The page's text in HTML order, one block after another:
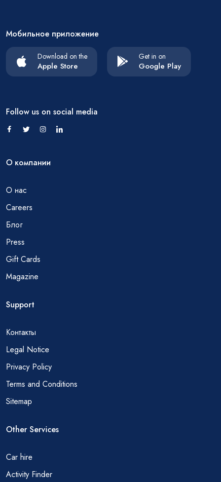
Мобильное приложение
Download on the
Apple Store
Get in on
Google Play
Follow us on social media
О компании
О нас
Careers
Блог
Press
Gift Cards
Magazine
Support
Контакты
Legal Notice
Privacy Policy
Terms and Conditions
Sitemap
Other Services
Car hire
Activity Finder